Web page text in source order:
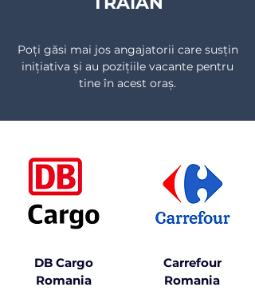
Poți găsi mai jos angajatorii care susțin
inițiativa și au pozițiile vacante pentru
tine în acest oraș.
DB Cargo
Romania
Carrefour
Romania